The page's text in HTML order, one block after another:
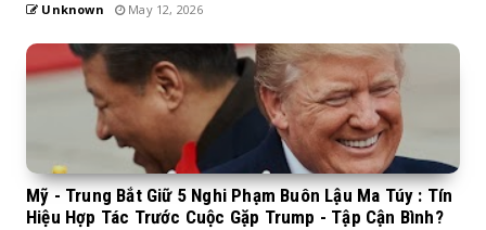
Unknown May 12, 2026
Mỹ - Trung Bắt Giữ 5 Nghi Phạm Buôn Lậu Ma Túy : Tín
Hiệu Hợp Tác Trước Cuộc Gặp Trump - Tập Cận Bình?